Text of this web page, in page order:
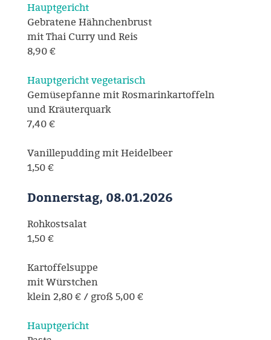
Hauptgericht
Gebratene Hähnchenbrust
mit Thai Curry und Reis
8,90 €
Hauptgericht vegetarisch
Gemüsepfanne mit Rosmarinkartoffeln
und Kräuterquark
7,40 €
Vanillepudding mit Heidelbeer
1,50 €
Donnerstag, 08.01.2026
Rohkostsalat
1,50 €
Kartoffelsuppe
mit Würstchen
klein 2,80 € / groß 5,00 €
Hauptgericht